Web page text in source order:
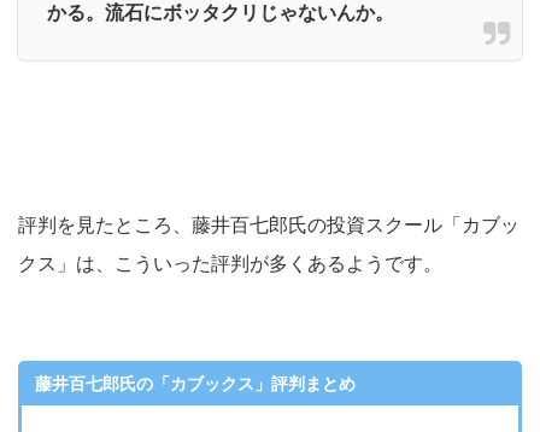
かる。流石にボッタクリじゃないんか。
評判を見たところ、藤井百七郎氏の投資スクール「カブッ
クス」は、こういった評判が多くあるようです。
藤井百七郎氏の「カブックス」評判まとめ